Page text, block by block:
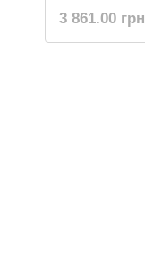
3 861.00 грн